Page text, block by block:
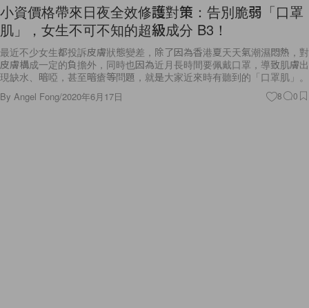
小資價格帶來日夜全效修護對策：告別脆弱「口罩
肌」，女生不可不知的超級成分 B3！
最近不少女生都投訴皮膚狀態變差，除了因為香港夏天天氣潮濕悶熱，對
皮膚構成一定的負擔外，同時也因為近月長時間要佩戴口罩，導致肌膚出
現缺水、暗啞，甚至暗瘡等問題，就是大家近來時有聽到的「口罩肌」。
By Angel Fong/2020年6月17日 8 0